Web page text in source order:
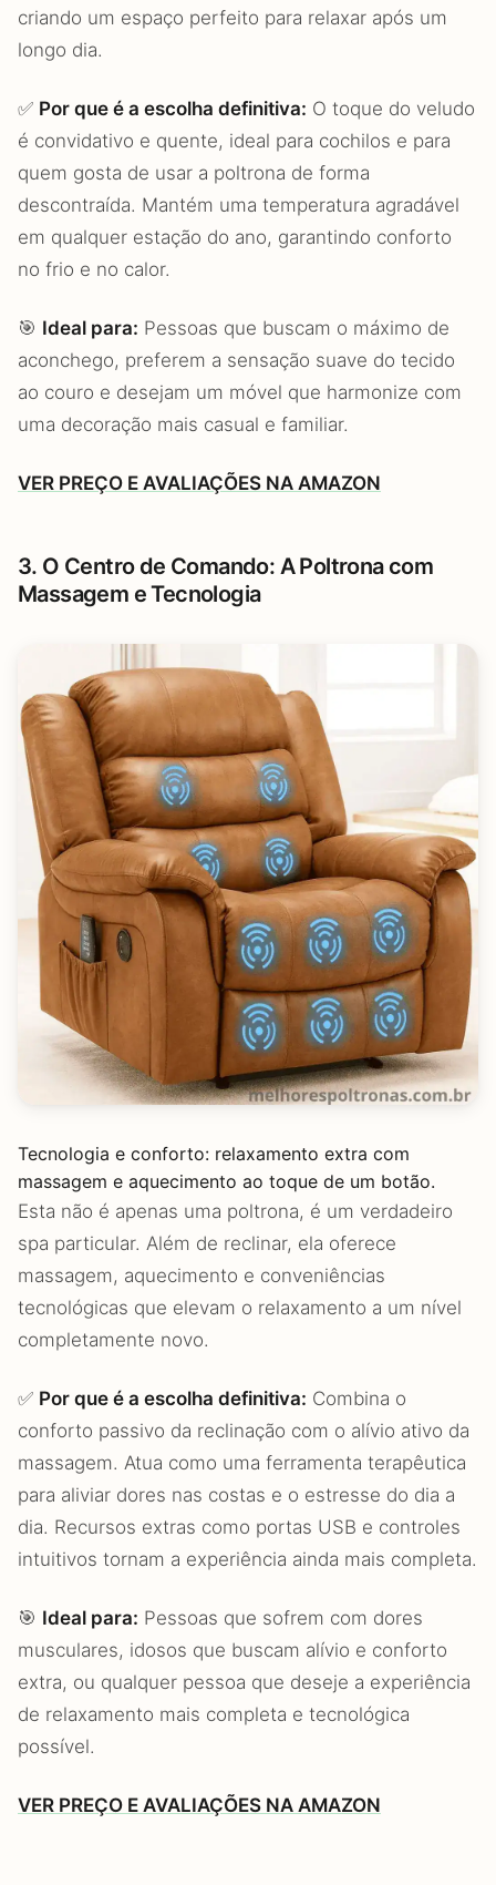
criando um espaço perfeito para relaxar após um
longo dia.
✅ Por que é a escolha definitiva: O toque do veludo
é convidativo e quente, ideal para cochilos e para
quem gosta de usar a poltrona de forma
descontraída. Mantém uma temperatura agradável
em qualquer estação do ano, garantindo conforto
no frio e no calor.
🎯 Ideal para: Pessoas que buscam o máximo de
aconchego, preferem a sensação suave do tecido
ao couro e desejam um móvel que harmonize com
uma decoração mais casual e familiar.
VER PREÇO E AVALIAÇÕES NA AMAZON
3. O Centro de Comando: A Poltrona com
Massagem e Tecnologia
Tecnologia e conforto: relaxamento extra com
massagem e aquecimento ao toque de um botão.
Esta não é apenas uma poltrona, é um verdadeiro
spa particular. Além de reclinar, ela oferece
massagem, aquecimento e conveniências
tecnológicas que elevam o relaxamento a um nível
completamente novo.
✅ Por que é a escolha definitiva: Combina o
conforto passivo da reclinação com o alívio ativo da
massagem. Atua como uma ferramenta terapêutica
para aliviar dores nas costas e o estresse do dia a
dia. Recursos extras como portas USB e controles
intuitivos tornam a experiência ainda mais completa.
🎯 Ideal para: Pessoas que sofrem com dores
musculares, idosos que buscam alívio e conforto
extra, ou qualquer pessoa que deseje a experiência
de relaxamento mais completa e tecnológica
possível.
VER PREÇO E AVALIAÇÕES NA AMAZON